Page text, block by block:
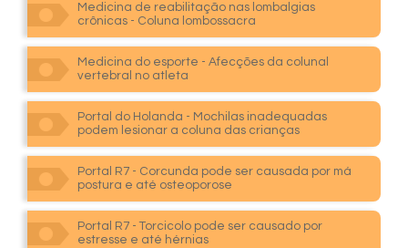
Medicina de reabilitação nas lombalgias
crônicas - Coluna lombossacra
Medicina do esporte - Afecções da colunal
vertebral no atleta
Portal do Holanda - Mochilas inadequadas
podem lesionar a coluna das crianças
Portal R7 - Corcunda pode ser causada por má
postura e até osteoporose
Portal R7 - Torcicolo pode ser causado por
estresse e até hérnias